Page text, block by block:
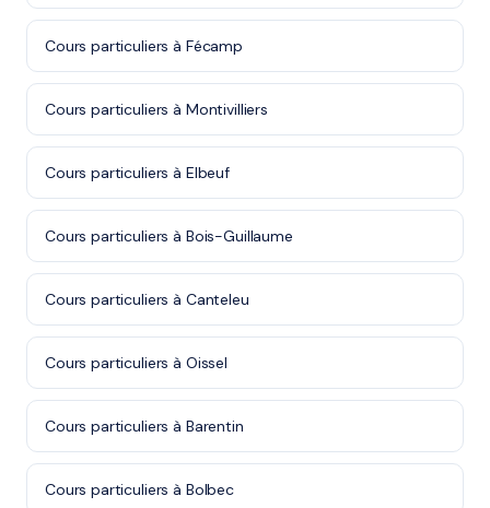
Cours particuliers à Fécamp
Cours particuliers à Montivilliers
Cours particuliers à Elbeuf
Cours particuliers à Bois-Guillaume
Cours particuliers à Canteleu
Cours particuliers à Oissel
Cours particuliers à Barentin
Cours particuliers à Bolbec